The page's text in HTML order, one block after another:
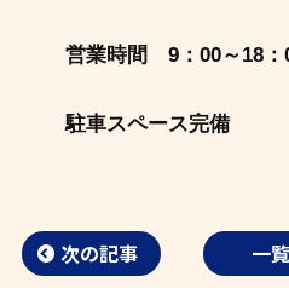
営業時間 9：00～18：
駐車スペース完備
次の記事 一覧